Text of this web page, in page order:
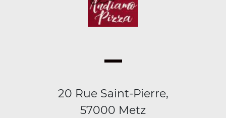
20 Rue Saint-Pierre,
57000 Metz